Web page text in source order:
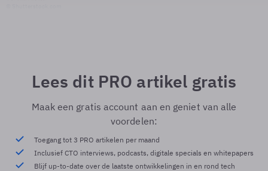
Lees dit PRO artikel gratis
Maak een gratis account aan en geniet van alle
voordelen:
Toegang tot 3 PRO artikelen per maand
Inclusief CTO interviews, podcasts, digitale specials en whitepapers
Blijf up-to-date over de laatste ontwikkelingen in en rond tech